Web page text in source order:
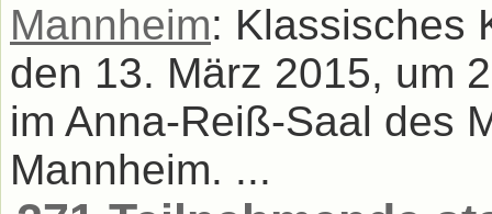
Mannheim: Klassisches
den 13. März 2015, um
im Anna-Reiß-Saal des
Mannheim. ...